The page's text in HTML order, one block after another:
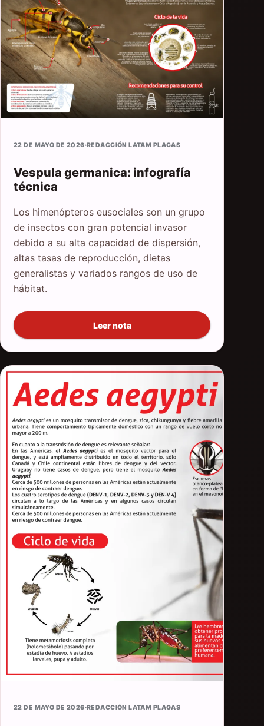
22 DE MAYO DE 2026·REDACCIÓN LATAM PLAGAS
Vespula germanica: infografía
técnica
Los himenópteros eusociales son un grupo
de insectos con gran potencial invasor
debido a su alta capacidad de dispersión,
altas tasas de reproducción, dietas
generalistas y variados rangos de uso de
hábitat.
Leer nota
22 DE MAYO DE 2026·REDACCIÓN LATAM PLAGAS